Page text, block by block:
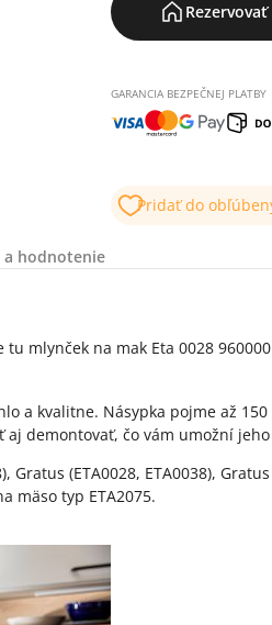
GARANCIA BEZPEČNEJ PLATBY
Pridať do
a hodnotenie
mlynček na mak Eta 0028
a kvalitne. Násypka pojme až
demontovať, čo vám umožní
(ETA0028, ETA0038),
mäso typ ETA2075.